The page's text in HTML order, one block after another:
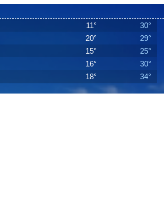
11° 30°
20° 29°
15° 25°
16° 30°
18°
34°